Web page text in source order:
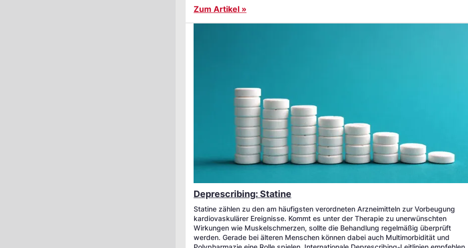
Zum Artikel »
Deprescribing: Statine
Statine zählen zu den am häufigsten verordneten Arzneimitteln zur Vorbeugung
kardiovaskulärer Ereignisse. Kommt es unter der Therapie zu unerwünschten
Wirkungen wie Muskelschmerzen, sollte die Behandlung regelmäßig überprüft
werden. Gerade bei älteren Menschen können dabei auch Multimorbidität und